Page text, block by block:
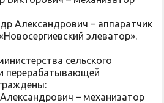
Александрович – аппаратчик
элеватор».
сельского
перерабатывающей
– механизатор